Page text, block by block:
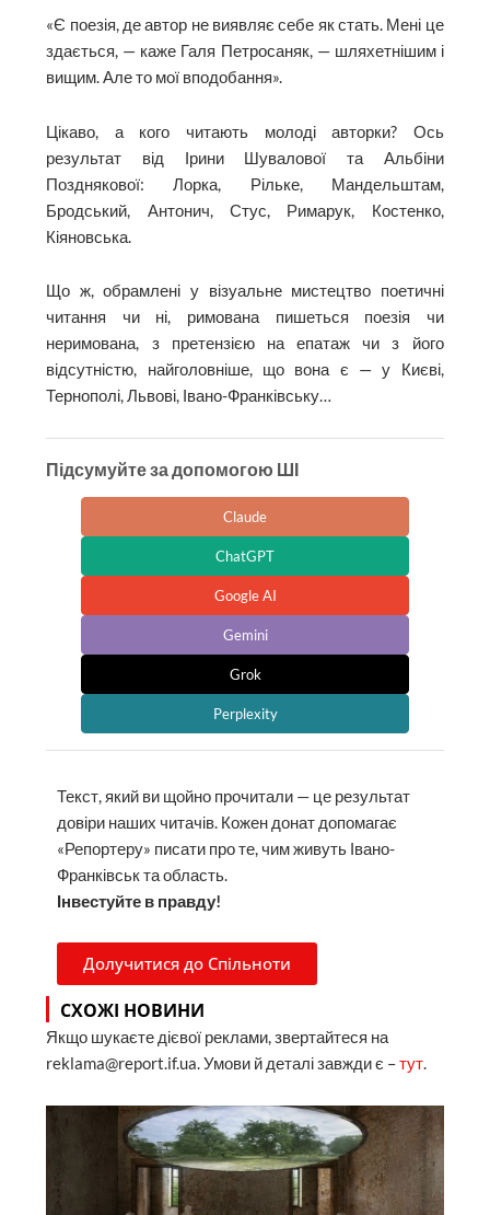
«Є поезія, де автор не виявляє себе як стать. Мені це
здається, — каже Галя Петросаняк, — шляхетнішим і
вищим. Але то мої вподобання».
Цікаво, а кого читають молоді автор­ки? Ось
результат від Ірини Шувалової та Альбіни
Позднякової: Лорка, Рільке, Мандельштам,
Бродський, Антонич, Стус, Римарук, Костенко,
Кіяновська.
Що ж, обрамлені у візуальне мистецтво поетичні
читання чи ні, римована пишеться поезія чи
неримована, з претензією на епатаж чи з його
відсутністю, найголовніше, що вона є — у Києві,
Тернополі, Львові, Івано-Франківську…
Підсумуйте за допомогою ШІ
Claude
ChatGPT
Google AI
Gemini
Grok
Perplexity
Текст, який ви щойно прочитали — це результат
довіри наших читачів. Кожен донат допомагає
«Репортеру» писати про те, чим живуть Івано-
Франківськ та область.
Інвестуйте в правду!
Долучитися до Спільноти
СХОЖІ НОВИНИ
Якщо шукаєте дієвої реклами, звертайтеся на
reklama@report.if.ua. Умови й деталі завжди є –тут.